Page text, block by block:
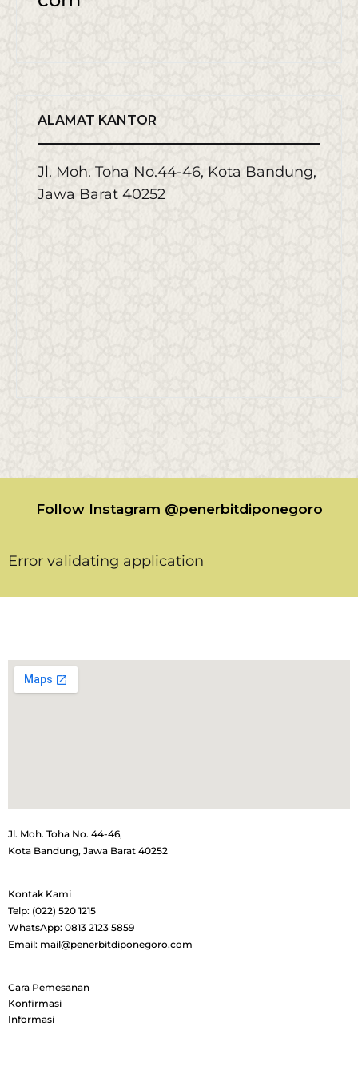
ALAMAT KANTOR
Jl. Moh. Toha No.44-46, Kota Bandung,
Jawa Barat 40252
Follow Instagram @penerbitdiponegoro
Error validating application
Jl. Moh. Toha No. 44-46,
Kota Bandung, Jawa Barat 40252
Kontak Kami
Telp: (022) 520 1215
WhatsApp: 0813 2123 5859
Email: mail@penerbitdiponegoro.com
Cara Pemesanan
Konfirmasi
Informasi